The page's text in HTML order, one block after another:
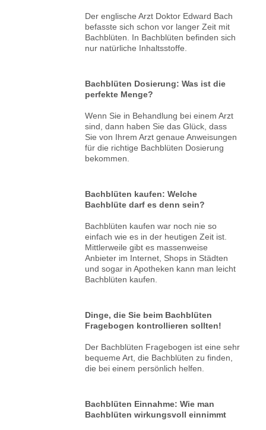
Der englische Arzt Doktor Edward Bach
befasste sich schon vor langer Zeit mit
Bachblüten. In Bachblüten befinden sich
nur natürliche Inhaltsstoffe.
Bachblüten Dosierung: Was ist die
perfekte Menge?
Wenn Sie in Behandlung bei einem Arzt
sind, dann haben Sie das Glück, dass
Sie von Ihrem Arzt genaue Anweisungen
für die richtige Bachblüten Dosierung
bekommen.
Bachblüten kaufen: Welche
Bachblüte darf es denn sein?
Bachblüten kaufen war noch nie so
einfach wie es in der heutigen Zeit ist.
Mittlerweile gibt es massenweise
Anbieter im Internet, Shops in Städten
und sogar in Apotheken kann man leicht
Bachblüten kaufen.
Dinge, die Sie beim Bachblüten
Fragebogen kontrollieren sollten!
Der Bachblüten Fragebogen ist eine sehr
bequeme Art, die Bachblüten zu finden,
die bei einem persönlich helfen.
Bachblüten Einnahme: Wie man
Bachblüten wirkungsvoll einnimmt